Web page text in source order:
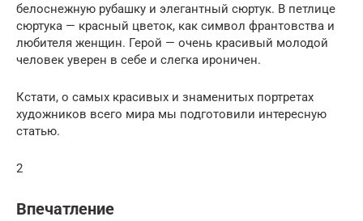
белоснежную рубашку и элегантный сюртук. В петлице
сюртука — красный цветок, как символ франтовства и
любителя женщин. Герой — очень красивый молодой
человек уверен в себе и слегка ироничен.
Кстати, о самых красивых и знаменитых портретах
художников всего мира мы подготовили интересную
статью.
2
Впечатление